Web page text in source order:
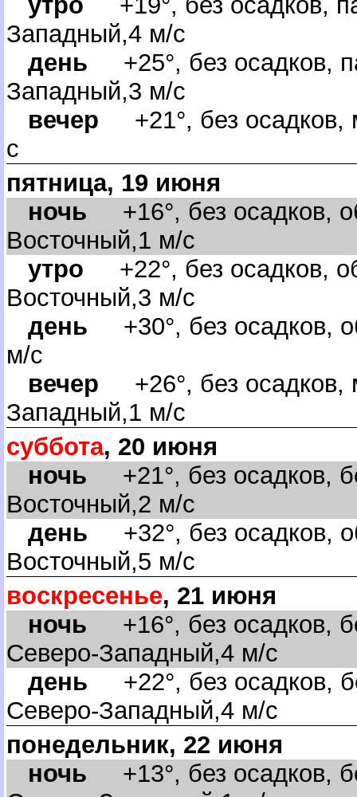
Западный,4 м/с
день +25°, без осадков,
Западный,3 м/с
ечер +21°, без осадков,
с
пятница, 19 июня
ночь +16°, без осадков,
осточный,1 м/с
утро +22°, без осадков,
осточный,3 м/с
день +30°, без осадков,
м/с
ечер +26°, без осадков,
Западный,1 м/с
суббота, 20 июня
ночь +21°, без осадков,
осточный,2 м/с
день +32°, без осадков,
осточный,5 м/с
оскресенье, 21 июня
ночь +16°, без осадков,
Северо-Западный,4 м/с
день +22°, без осадков,
Северо-Западный,4 м/с
понедельник, 22 июня
ночь +13°, без осадков,